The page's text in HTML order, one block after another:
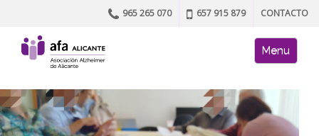
965 265 070 657 915 879 CONTACTO
AFA site
Skip to content
Menu